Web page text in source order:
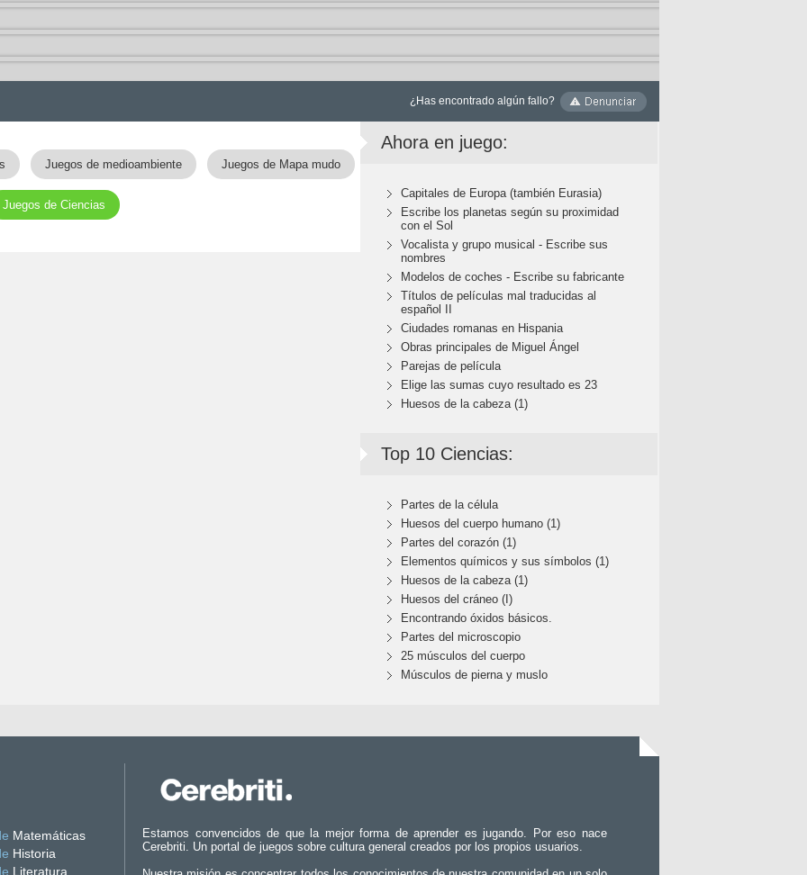
¿Has encontrado algún fallo?
Juegos de medioambiente Juegos de Mapa mudo
Juegos de Ciencias
Ahora en juego:
Capitales de Europa (también Eurasia)
Escribe los planetas según su proximidad
con el Sol
Vocalista y grupo musical - Escribe sus
nombres
Modelos de coches - Escribe su fabricante
Títulos de películas mal traducidas al
español II
Ciudades romanas en Hispania
Obras principales de Miguel Ángel
Parejas de película
Elige las sumas cuyo resultado es 23
Huesos de la cabeza (1)
Top 10 Ciencias:
Partes de la célula
Huesos del cuerpo humano (1)
Partes del corazón (1)
Elementos químicos y sus símbolos (1)
Huesos de la cabeza (1)
Huesos del cráneo (I)
Encontrando óxidos básicos.
Partes del microscopio
25 músculos del cuerpo
Músculos de pierna y muslo
Matemáticas
Historia
Literatura
Estamos convencidos de que la mejor forma de aprender es jugando. Por eso nace
Cerebriti. Un portal de juegos sobre cultura general creados por los propios usuarios.